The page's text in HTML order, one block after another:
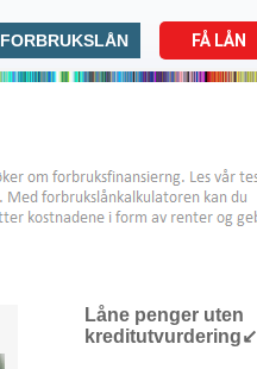
FORBRUKSLÅN FÅ LÅN
Låne penger uten
kreditutvurdering↙